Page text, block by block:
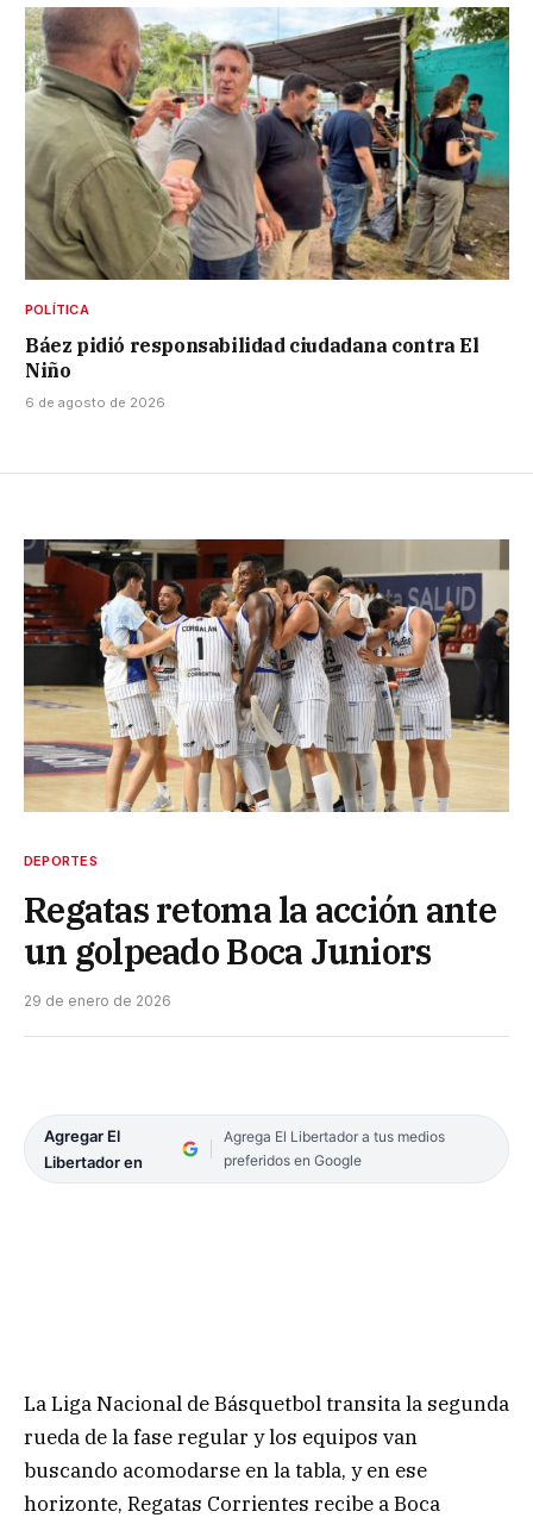
POLÍTICA
Báez pidió responsabilidad ciudadana contra El
Niño
6 de agosto de 2026
DEPORTES
Regatas retoma la acción ante
un golpeado Boca Juniors
29 de enero de 2026
Agregar El
Libertador en
Agrega El Libertador a tus medios
preferidos en Google
La Liga Nacional de Básquetbol transita la segunda
rueda de la fase regular y los equipos van
buscando acomodarse en la tabla, y en ese
horizonte, Regatas Corrientes recibe a Boca